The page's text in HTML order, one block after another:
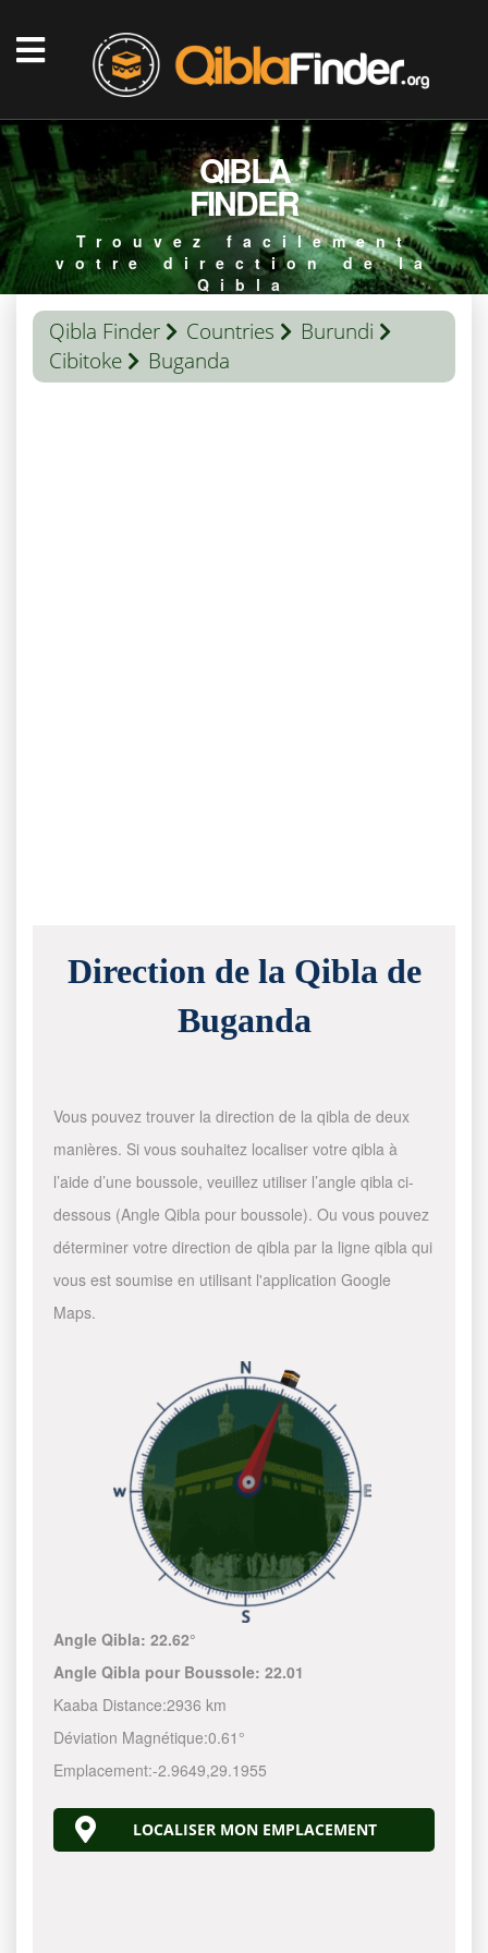
QIBLA
FINDER
Trouvez facilement
votre direction de la
Qibla
Qibla Finder Countries
Burundi
Cibitoke
Buganda
Direction de la Qibla de
Buganda
Vous pouvez trouver la direction de la qibla de deux
manières. Si vous souhaitez localiser votre qibla à
l’aide d’une boussole, veuillez utiliser l’angle qibla ci-
dessous (Angle Qibla pour boussole). Ou vous pouvez
déterminer votre direction de qibla par la ligne qibla qui
vous est soumise en utilisant l'application Google
Maps.
Angle Qibla:22.62°
Angle Qibla pour Boussole:22.01
Kaaba Distance:2936 km
Déviation Magnétique:0.61°
Emplacement:-2.9649,29.1955
LOCALISER MON EMPLACEMENT